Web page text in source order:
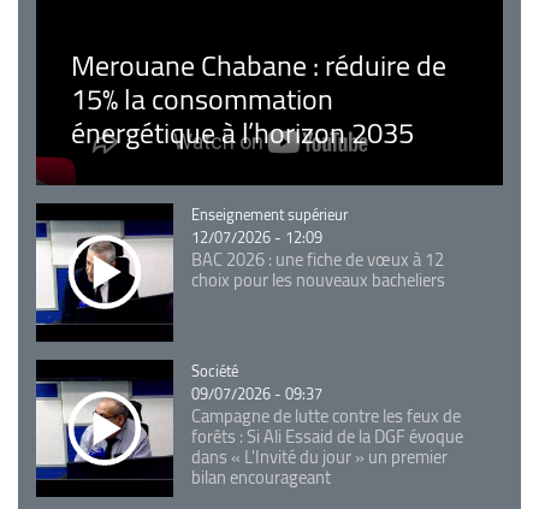
Merouane Chabane : réduire de
15% la consommation
énergétique à l’horizon 2035
Catégorie
Enseignement supérieur
12/07/2026 - 12:09
BAC 2026 : une fiche de vœux à 12
choix pour les nouveaux bacheliers
Catégorie
Société
09/07/2026 - 09:37
Campagne de lutte contre les feux de
forêts : Si Ali Essaid de la DGF évoque
dans « L'Invité du jour » un premier
bilan encourageant